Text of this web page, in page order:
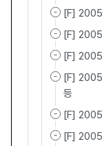
[F] 2005
[F]
[F] 2005
[F] 2005
등
[F]
[F]